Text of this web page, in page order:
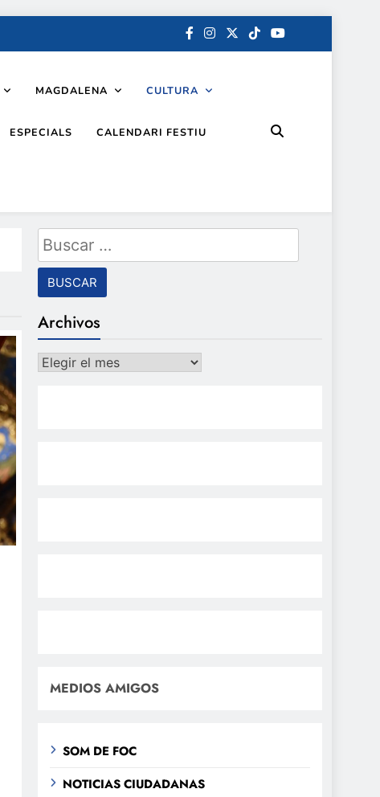
MAGDALENA CULTURA
ESPECIALS CALENDARI FESTIU
Buscar:
Archivos
Archivos
MEDIOS AMIGOS
SOM DE FOC
NOTICIAS CIUDADANAS